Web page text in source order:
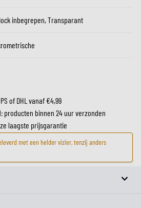
inbegrepen, Transparant
of DHL vanaf €4,99
producten binnen 24 uur verzonden
laagste prijsgarantie
met een helder vizier, tenzij anders